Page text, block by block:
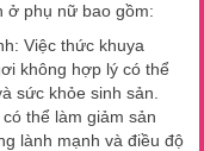
ở phụ nữ bao gồm:
Việc thức khuya
không hợp lý có thể
sức khỏe sinh sản.
thể làm giảm sản
lành mạnh và điều độ